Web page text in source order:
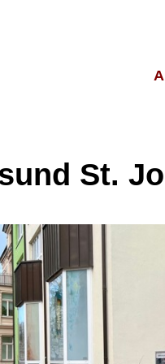
St.